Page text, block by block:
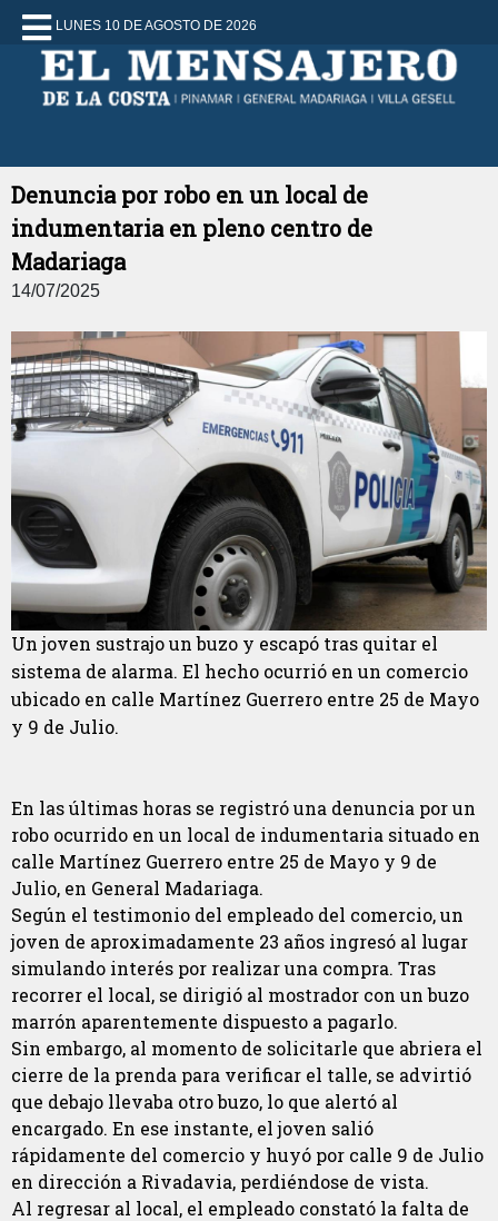
LUNES 10 DE AGOSTO DE 2026
Denuncia por robo en un local de
indumentaria en pleno centro de
Madariaga
14/07/2025
Un joven sustrajo un buzo y escapó tras quitar el
sistema de alarma. El hecho ocurrió en un comercio
ubicado en calle Martínez Guerrero entre 25 de Mayo
y 9 de Julio.
En las últimas horas se registró una denuncia por un
robo ocurrido en un local de indumentaria situado en
calle Martínez Guerrero entre 25 de Mayo y 9 de
Julio, en General Madariaga.
Según el testimonio del empleado del comercio, un
joven de aproximadamente 23 años ingresó al lugar
simulando interés por realizar una compra. Tras
recorrer el local, se dirigió al mostrador con un buzo
marrón aparentemente dispuesto a pagarlo.
Sin embargo, al momento de solicitarle que abriera el
cierre de la prenda para verificar el talle, se advirtió
que debajo llevaba otro buzo, lo que alertó al
encargado. En ese instante, el joven salió
rápidamente del comercio y huyó por calle 9 de Julio
en dirección a Rivadavia, perdiéndose de vista.
Al regresar al local, el empleado constató la falta de